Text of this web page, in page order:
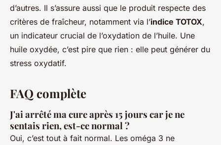
d’autres. Il s’assure aussi que le produit respecte des
critères de fraîcheur, notamment via l’indice TOTOX,
un indicateur crucial de l’oxydation de l’huile. Une
huile oxydée, c’est pire que rien : elle peut générer du
stress oxydatif.
FAQ complète
J'ai arrêté ma cure après 15 jours car je ne
sentais rien, est-ce normal ?
Oui, c’est tout à fait normal. Les oméga 3 ne